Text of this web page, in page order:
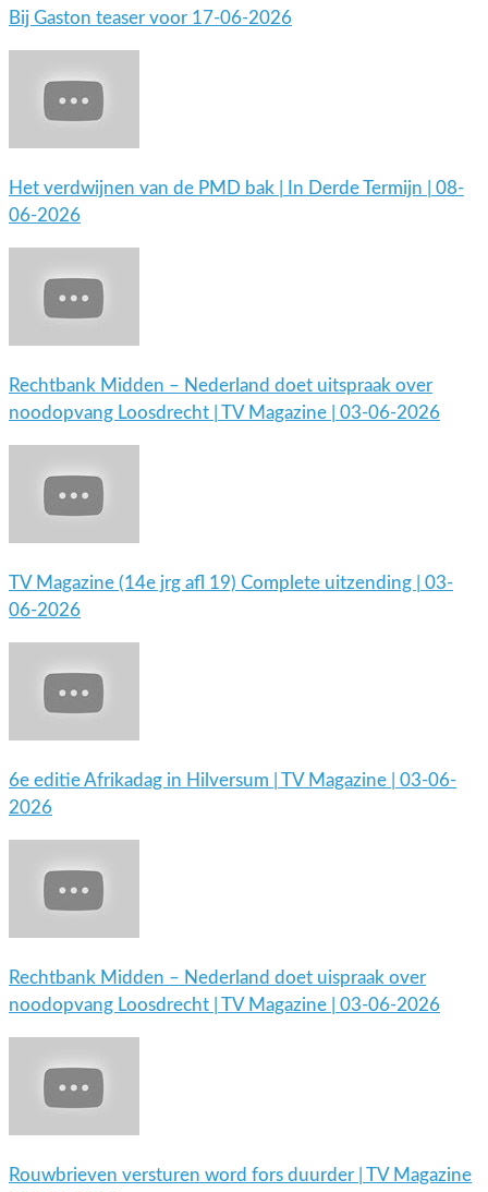
Bij Gaston teaser voor 17-06-2026
Het verdwijnen van de PMD bak | In Derde Termijn | 08-
06-2026
Rechtbank Midden – Nederland doet uitspraak over
noodopvang Loosdrecht | TV Magazine | 03-06-2026
TV Magazine (14e jrg afl 19) Complete uitzending | 03-
06-2026
6e editie Afrikadag in Hilversum | TV Magazine | 03-06-
2026
Rechtbank Midden – Nederland doet uispraak over
noodopvang Loosdrecht | TV Magazine | 03-06-2026
Rouwbrieven versturen word fors duurder | TV Magazine